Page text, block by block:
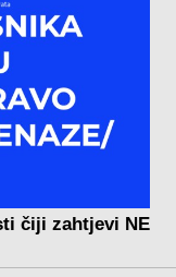
čiji zahtjevi NE